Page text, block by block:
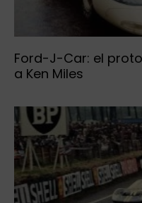
Ford-J-Car: el
a Ken Miles